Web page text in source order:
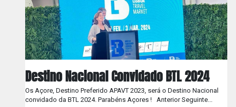
Destino Nacional Convidado BTL 2024
Os Açore, Destino Preferido APAVT 2023, será o Destino Nacional
convidado da BTL 2024. Parabéns Açores ! ​ ​ Anterior Seguinte...